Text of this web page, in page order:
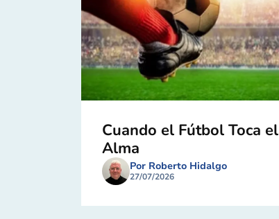
Cuando el Fútbol Toca el
Alma
Por Roberto Hidalgo
27/07/2026